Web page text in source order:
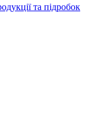
та підробок